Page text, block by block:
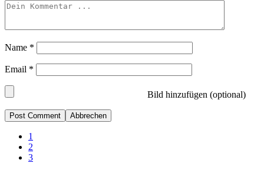
Name *
Email *
Bild hinzufügen (optional)
Abbrechen
1
2
3